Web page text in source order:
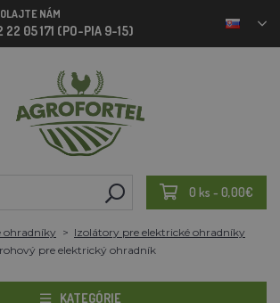
NÁM
22 05 171 (PO-PIA 9-15)
0 ks - 0,00€
ohradníky
Izolátory pre elektrické ohradníky
pre elektrický ohradník
KATEGÓRIE